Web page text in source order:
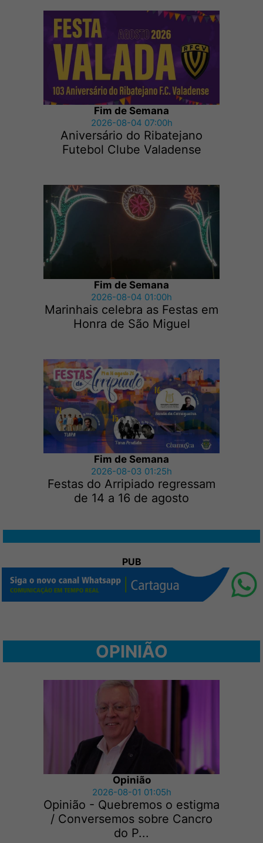
Fim de Semana
2026-08-04 07:00h
Aniversário do Ribatejano
Futebol Clube Valadense
Fim de Semana
2026-08-04 01:00h
Marinhais celebra as Festas em
Honra de São Miguel
Fim de Semana
2026-08-03 01:25h
Festas do Arripiado regressam
de 14 a 16 de agosto
PUB
OPINIÃO
Opinião
2026-08-01 01:05h
Opinião - Quebremos o estigma
/ Conversemos sobre Cancro
do P...